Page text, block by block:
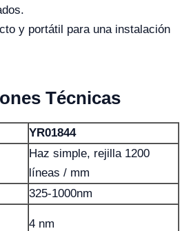
y portátil para una instalación
Técnicas
YR01844
Haz simple, rejilla 1200
líneas / mm
325-1000nm
4 nm